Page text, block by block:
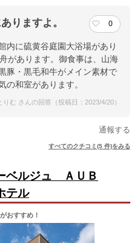
りますよ。 0
内に硫黄谷庭園大浴場があり
があります。御食事は、山海
豚・黒毛和牛がメイン素材で
の和室があります。
りむ さんの回答（投稿日：2023/4/20）
通報する
すべてのクチコミ(5 件)をみる
ベルジュ ＡＵＢ
テル
がおすすめ！